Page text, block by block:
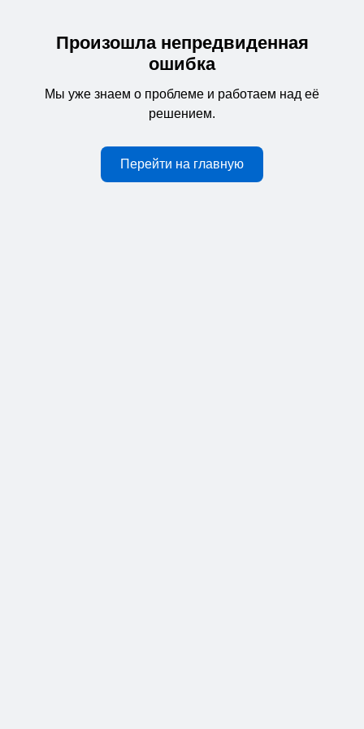
Произошла непредвиденная
ошибка
Мы уже знаем о проблеме и работаем над её
решением.
Перейти на главную